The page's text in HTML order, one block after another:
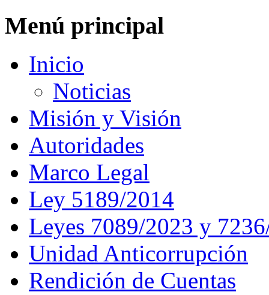
Menú principal
Inicio
Noticias
Misión y Visión
Autoridades
Marco Legal
Ley 5189/2014
Leyes 7089/2023 y
Unidad Anticorrupción
Rendición de Cuentas